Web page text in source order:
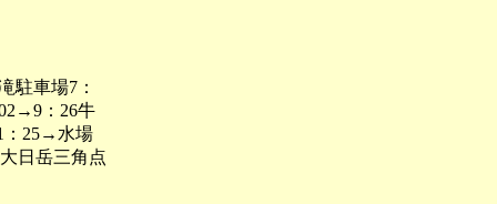
駐車場7：
：26牛
：25→水場
日岳三角点